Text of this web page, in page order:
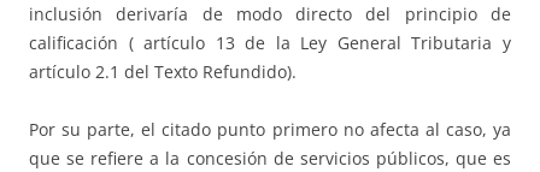
inclusión derivaría de modo directo del principio de
calificación ( artículo 13 de la Ley General Tributaria y
artículo 2.1 del Texto Refundido).
Por su parte, el citado punto primero no afecta al caso, ya
que se refiere a la concesión de servicios públicos, que es